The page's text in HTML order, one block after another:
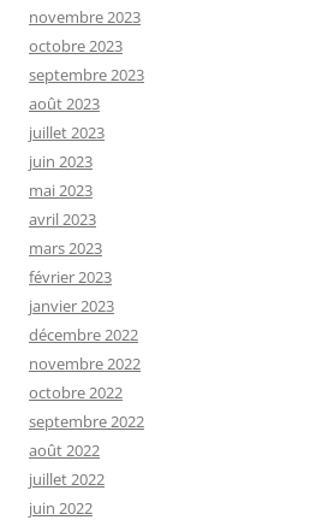
novembre 2023
octobre 2023
septembre 2023
août 2023
juillet 2023
juin 2023
mai 2023
avril 2023
mars 2023
février 2023
janvier 2023
décembre 2022
novembre 2022
octobre 2022
septembre 2022
août 2022
juillet 2022
juin 2022